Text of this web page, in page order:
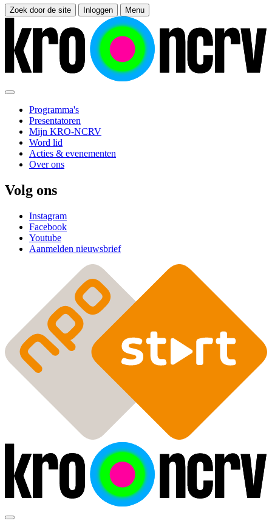
Zoek door de site Inloggen Menu
Programma's
Presentatoren
Mijn KRO-NCRV
Word lid
Acties & evenementen
Over ons
Volg ons
Instagram
Facebook
Youtube
Aanmelden nieuwsbrief